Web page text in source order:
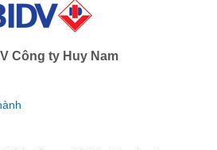
Công ty Huy Nam